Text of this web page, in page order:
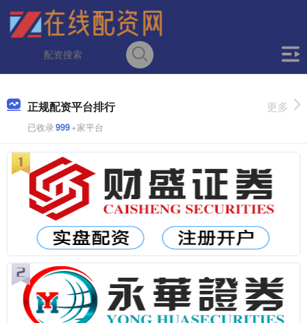
正规配资平台排行
已收录999+家平台
更多